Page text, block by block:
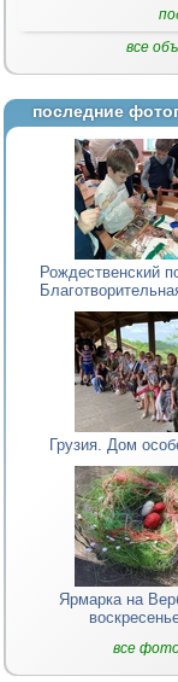
все
последние
Рождественский
Грузия. Дом
Ярмарка на
все